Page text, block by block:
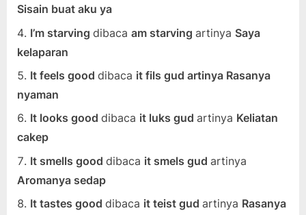
Sisain buat aku ya
I’m starving dibaca am starving artinya Saya
kelaparan
It feels good dibaca it fils gud artinya Rasanya
nyaman
It looks good dibaca it luks gud artinya Keliatan
cakep
It smells good dibaca it smels gud artinya
Aromanya sedap
It tastes good dibaca it teist gud artinya Rasanya